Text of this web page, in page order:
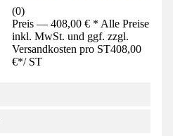
(0)
Preis — 408,00 € * Alle Preise
inkl. MwSt. und ggf. zzgl.
Versandkosten pro ST408,00
€*/ ST